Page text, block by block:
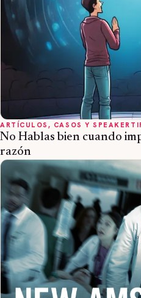
ARTÍCULOS, CASOS Y
No Hablas bien cuando
razón